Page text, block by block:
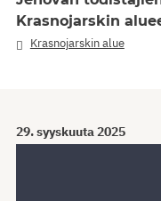
Krasnojarskin
Krasnojarskin alue
29. syyskuuta 2025